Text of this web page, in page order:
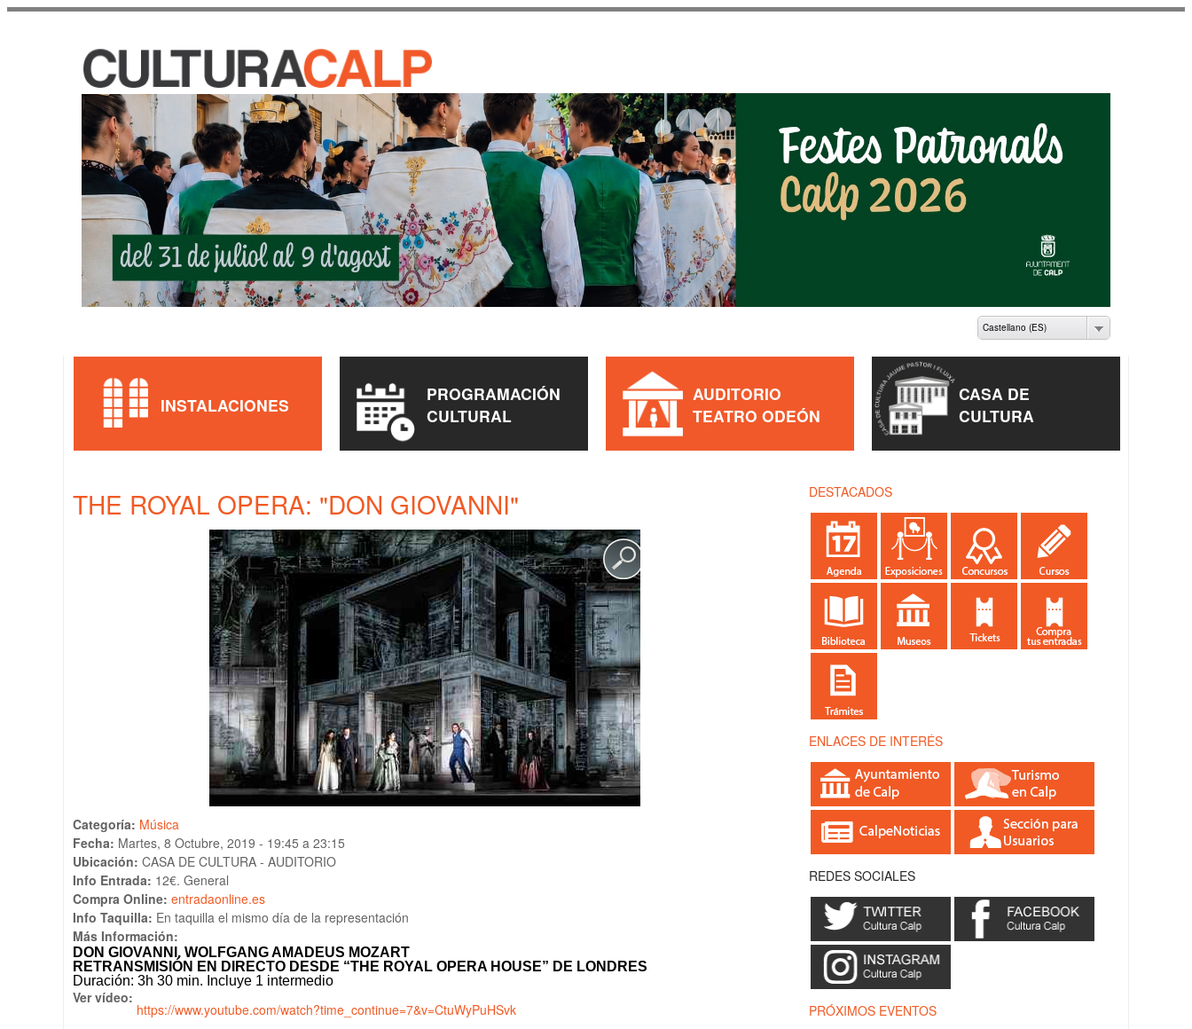
Castellano (ES)
THE ROYAL OPERA: "DON GIOVANNI"
Categoría: Música
Fecha: Martes, 8 Octubre, 2019 - 19:45 a 23:15
Ubicación: CASA DE CULTURA - AUDITORIO
Info Entrada: 12€. General
Compra Online: entradaonline.es
Info Taquilla: En taquilla el mismo día de la representación
Más Información:
DON GIOVANNI. WOLFGANG AMADEUS MOZART
RETRANSMISIÓN EN DIRECTO DESDE “THE ROYAL OPERA HOUSE” DE LONDRES
Duración: 3h 30 min. Incluye 1 intermedio
Ver vídeo:
https://www.youtube.com/watch?time_continue=7&v=CtuWyPuHSvk
DESTACADOS
ENLACES DE INTERÉS
REDES SOCIALES
PRÓXIMOS EVENTOS
INSTALACIONES
PROGRAMACIÓN
CULTURAL
AUDITORIO
TEATRO ODEÓN
CASA DE
CULTURA